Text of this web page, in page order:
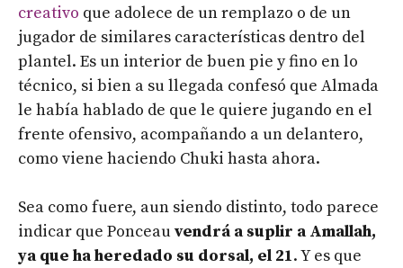
creativo que adolece de un remplazo o de un
jugador de similares características dentro del
plantel. Es un interior de buen pie y fino en lo
técnico, si bien a su llegada confesó que Almada
le había hablado de que le quiere jugando en el
frente ofensivo, acompañando a un delantero,
como viene haciendo Chuki hasta ahora.
Sea como fuere, aun siendo distinto, todo parece
indicar que Ponceauvendrá a suplir a Amallah,
ya que ha heredado su dorsal, el 21. Y es que